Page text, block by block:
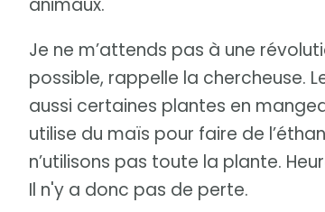
Je ne m’attends pas à une
possible, rappelle la chercheuse.
aussi certaines plantes en
utilise du maïs pour faire de
n’utilisons pas toute la plante.
Il n'y a donc pas de perte.